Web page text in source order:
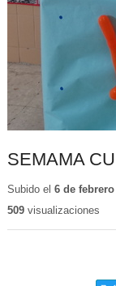
SEMAMA
Subido el 6 de febrero
509visualizaciones